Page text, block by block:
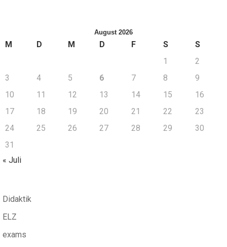
August 2026
M D M D F S
S
1
2
3
4 5 6 7 8
9
10
11 12 13 14 15
16
17
18 19 20 21 22
23
24
25 26 27 28 29
30
31
« Juli
Didaktik
ELZ
exams